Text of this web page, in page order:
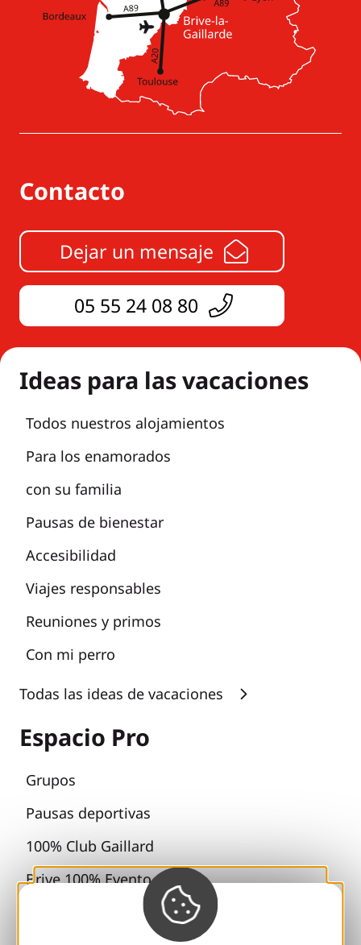
Contacto
Dejar un mensaje
05 55 24 08 80
Ideas para las vacaciones
Todos nuestros alojamientos
Para los enamorados
con su familia
Pausas de bienestar
Accesibilidad
Viajes responsables
Reuniones y primos
Con mi perro
Todas las ideas de vacaciones
Espacio Pro
Grupos
Pausas deportivas
100% Club Gaillard
Brive 100% Evento